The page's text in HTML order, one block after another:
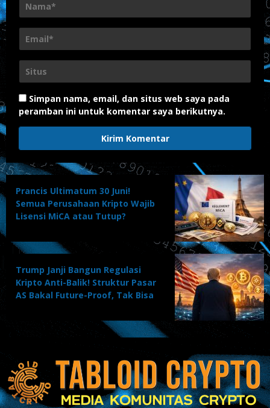
Simpan nama, email, dan situs web saya pada
peramban ini untuk komentar saya berikutnya.
Prancis Ultimatum 30 Juni!
Semua Perusahaan Kripto Wajib
Lisensi MiCA atau Tutup?
Trump Janji Bangun Regulasi
Kripto Anti-Balik! Struktur Pasar
AS Bakal Future-Proof, Tak Bisa